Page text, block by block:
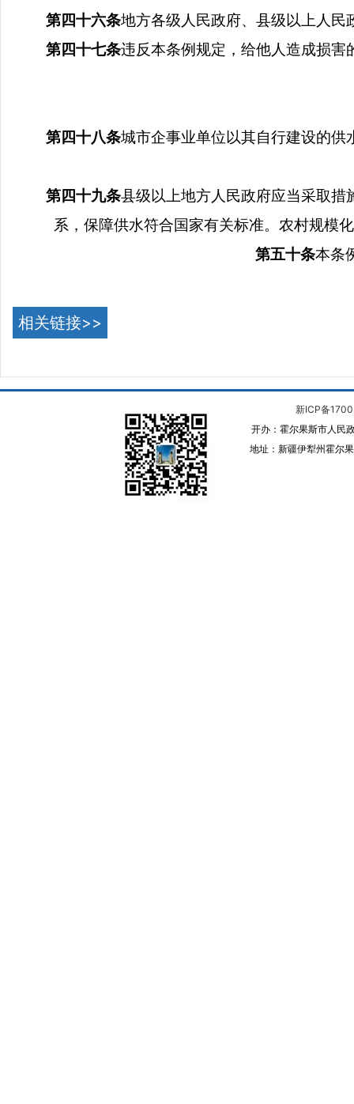
第四十六条地方各级人民政府、县级以上人
第四十七条违反本条例规定，给他人造成损
第四十八条城市企事业单位以其自行建设的
第四十九条县级以上地方人民政府应当采取
系，保障供水符合国家有关标准。农村规模
第五十条本条
相关链接>>
新ICP备
开办：霍尔果斯市人民
地址：新疆伊犁州霍